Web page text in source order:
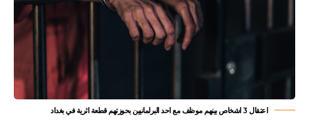
اعتقال 3 اشخاص بينهم موظف مع احد البرلمانيين بحوزتهم قطعة اثرية في بغداد